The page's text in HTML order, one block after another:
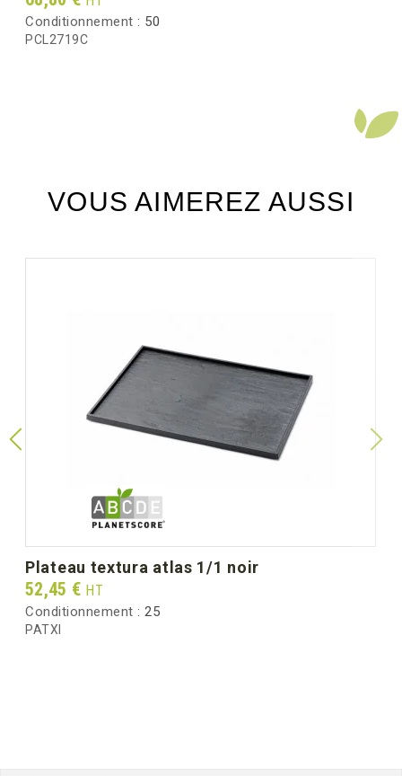
Conditionnement : 50
PCL2719C
VOUS AIMEREZ AUSSI
plateau textura atlas 1/1 noir
Prix
52,45 € HT
Conditionnement : 25
PATXI